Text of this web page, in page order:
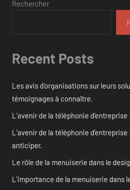
Rechercher
Recent Posts
Les avis d’organisations sur leurs
témoignages à connaître.
L’avenir de la téléphonie d’entreprise
L’avenir de la téléphonie
anticiper.
Le rôle de la menuiserie dans le
L’importance de la menuiserie dans